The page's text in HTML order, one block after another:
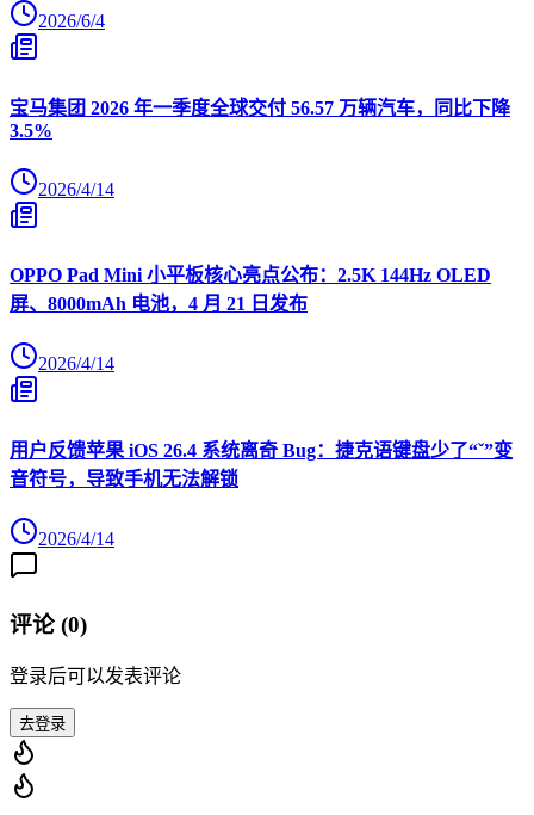
2026/6/4
宝马集团 2026 年一季度全球交付 56.57 万辆汽车，同比下降
3.5%
2026/4/14
OPPO Pad Mini 小平板核心亮点公布：2.5K 144Hz OLED
屏、8000mAh 电池，4 月 21 日发布
2026/4/14
用户反馈苹果 iOS 26.4 系统离奇 Bug：捷克语键盘少了“ˇ”变
音符号，导致手机无法解锁
2026/4/14
评论 (0)
登录后可以发表评论
去登录